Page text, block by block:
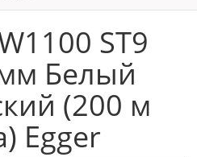
ST9
Белый
(200 м
Egger